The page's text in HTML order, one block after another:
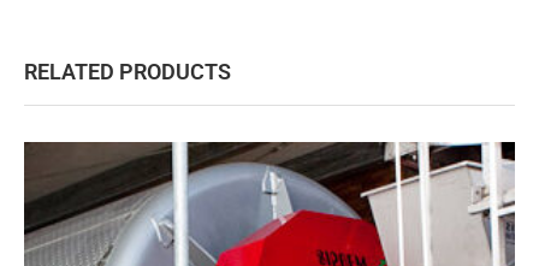
RELATED PRODUCTS